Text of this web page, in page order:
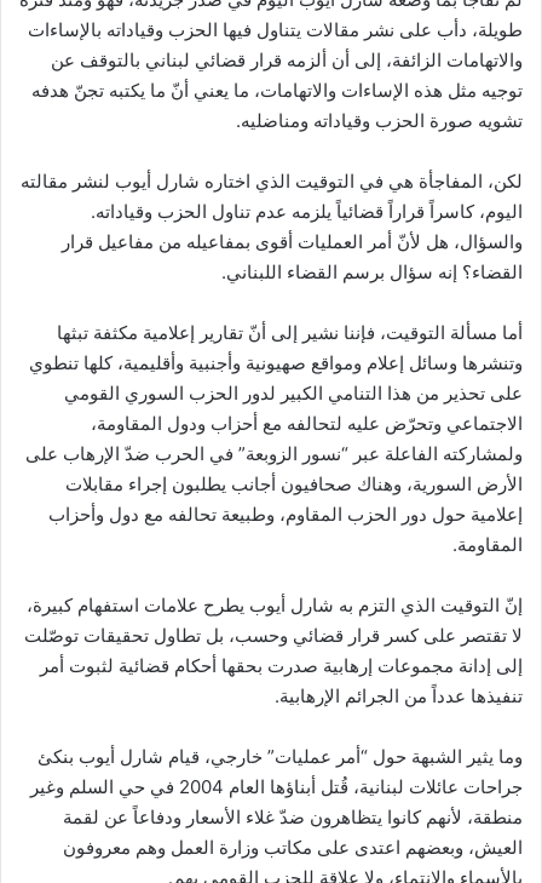
طويلة، دأب على نشر مقالات يتناول فيها الحزب وقياداته بالإساءات
والاتهامات الزائفة، إلى أن ألزمه قرار قضائي لبناني بالتوقف عن
توجيه مثل هذه الإساءات والاتهامات، ما يعني أنّ ما يكتبه تجنّ هدفه
تشويه صورة الحزب وقياداته ومناضليه.
لكن، المفاجأة هي في التوقيت الذي اختاره شارل أيوب لنشر مقالته
اليوم، كاسراً قراراً قضائياً يلزمه عدم تناول الحزب وقياداته.
والسؤال، هل لأنّ أمر العمليات أقوى بمفاعيله من مفاعيل قرار
القضاء؟ إنه سؤال برسم القضاء اللبناني.
أما مسألة التوقيت، فإننا نشير إلى أنّ تقارير إعلامية مكثفة تبثها
وتنشرها وسائل إعلام ومواقع صهيونية وأجنبية وأقليمية، كلها تنطوي
على تحذير من هذا التنامي الكبير لدور الحزب السوري القومي
الاجتماعي وتحرّض عليه لتحالفه مع أحزاب ودول المقاومة،
ولمشاركته الفاعلة عبر “نسور الزوبعة” في الحرب ضدّ الإرهاب على
الأرض السورية، وهناك صحافيون أجانب يطلبون إجراء مقابلات
إعلامية حول دور الحزب المقاوم، وطبيعة تحالفه مع دول وأحزاب
المقاومة.
إنّ التوقيت الذي التزم به شارل أيوب يطرح علامات استفهام كبيرة،
لا تقتصر على كسر قرار قضائي وحسب، بل تطاول تحقيقات توصّلت
إلى إدانة مجموعات إرهابية صدرت بحقها أحكام قضائية لثبوت أمر
تنفيذها عدداً من الجرائم الإرهابية.
وما يثير الشبهة حول “أمر عمليات” خارجي، قيام شارل أيوب بنكئ
جراحات عائلات لبنانية، قُتل أبناؤها العام 2004 في حي السلم وغير
منطقة، لأنهم كانوا يتظاهرون ضدّ غلاء الأسعار ودفاعاً عن لقمة
العيش، وبعضهم اعتدى على مكاتب وزارة العمل وهم معروفون
بالأسماء والانتماء، ولا علاقة للحزب القومي بهم.